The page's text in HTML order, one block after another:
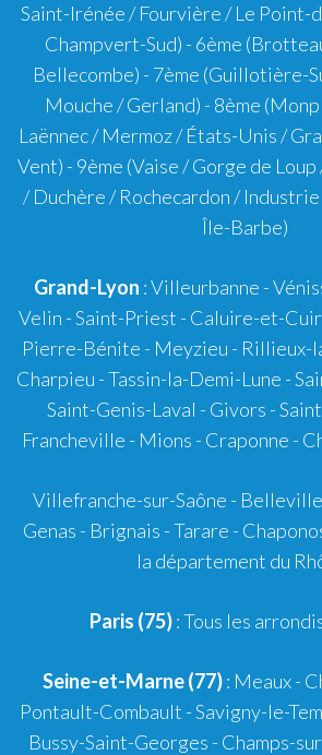
Saint-Irénée / Fourvière / Le Point-
Champvert-Sud) - 6ème
Bellecombe) - 7ème (Guillotière-
Mouche / Gerland) - 8ème
Laënnec / Mermoz / États-Unis /
Vent) - 9ème (Vaise / Gorge de
/ Duchère / Rochecardon /
Île-Barbe)
Grand-Lyon :Villeurbanne -
Velin -Saint-Priest - Caluire-et-
Pierre-Bénite - Meyzieu - Rillieux-
Charpieu -Tassin-la-Demi-Lune -
Saint-Genis-Laval - Givors -
Francheville - Mions - Craponne -
Villefranche-sur-Saône -
Genas - Brignais -Tarare -
la département du
Paris (75): Tous les
Seine-et-Marne (77): Meaux -
Pontault-Combault - Savigny-le-
Bussy-Saint-Georges - Champs-